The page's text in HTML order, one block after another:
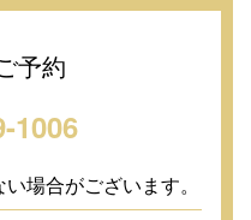
予約
1006
場合がございます。